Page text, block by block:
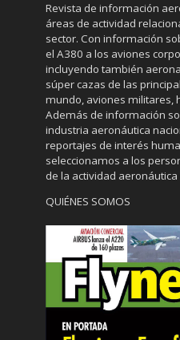
Revista de información
áreas de actividad
sector. Con información
el A380 a los aviones
incluyendo también
súper cazas de las
mundo, aviones militares,
Además de información
industria aeronáutica
reportajes de interés
seleccionamos a los
de la actividad
QUIÉNES SOMOS